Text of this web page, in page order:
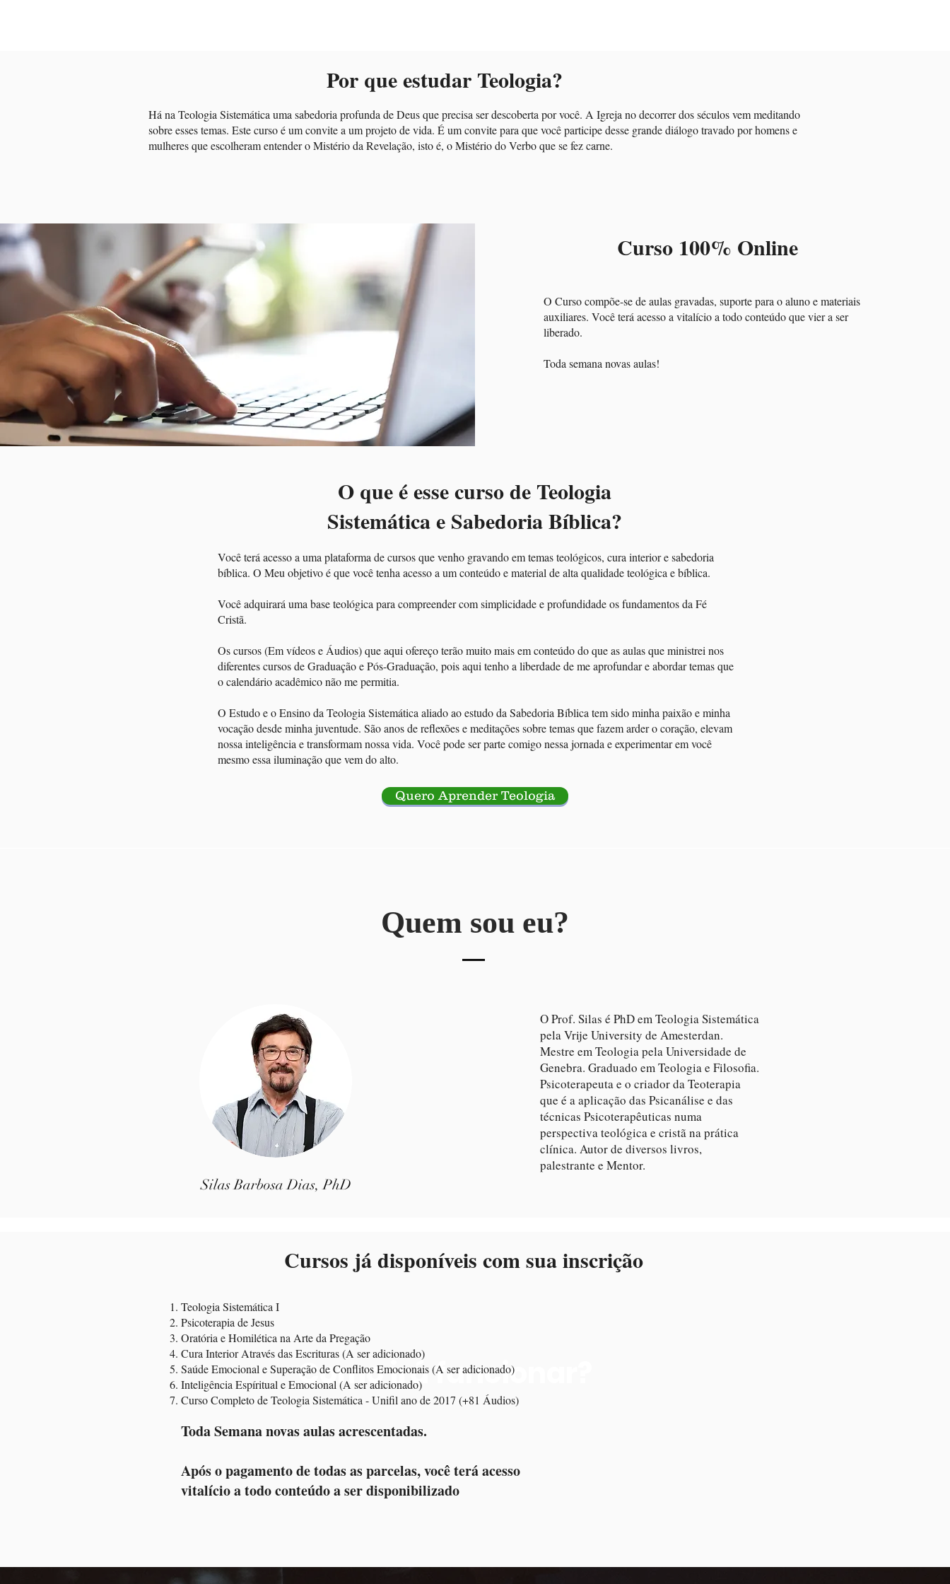
Por que estudar Teologia?
Há na Teologia Sistemática uma sabedoria profunda de Deus que precisa ser descoberta por você. A Igreja no decorrer dos séculos vem meditando
sobre esses temas. Este curso é um convite a um projeto de vida. É um convite para que você participe desse grande diálogo travado por homens e
mulheres que escolheram entender o Mistério da Revelação, isto é, o Mistério do Verbo que se fez carne.
Curso 100% Online
O Curso compõe-se de aulas gravadas, suporte para o aluno e materiais
auxiliares. Você terá acesso a vitalício a todo conteúdo que vier a ser
liberado.
Toda semana novas aulas!
O que é esse curso de Teologia
Sistemática e Sabedoria Bíblica?
Você terá acesso a uma plataforma de cursos que venho gravando em temas teológicos, cura interior e sabedoria
bíblica. O Meu objetivo é que você tenha acesso a um conteúdo e material de alta qualidade teológica e bíblica.
Você adquirará uma base teológica para compreender com simplicidade e profundidade os fundamentos da Fé
Cristã.
Os cursos (Em vídeos e Áudios) que aqui ofereço terão muito mais em conteúdo do que as aulas que ministrei nos
diferentes cursos de Graduação e Pós-Graduação, pois aqui tenho a liberdade de me aprofundar e abordar temas que
o calendário acadêmico não me permitia.
O Estudo e o Ensino da Teologia Sistemática aliado ao estudo da Sabedoria Bíblica tem sido minha paixão e minha
vocação desde minha juventude. São anos de reflexões e meditações sobre temas que fazem arder o coração, elevam
nossa inteligência e transformam nossa vida. Você pode ser parte comigo nessa jornada e experimentar em você
mesmo essa iluminação que vem do alto.
Quero Aprender Teologia
Quem sou eu?
Silas Barbosa Dias, PhD
O Prof. Silas é PhD em Teologia Sistemática
pela Vrije University de Amesterdan.
Mestre em Teologia pela Universidade de
Genebra. Graduado em Teologia e Filosofia.
Psicoterapeuta e o criador da Teoterapia
que é a aplicação das Psicanálise e das
técnicas Psicoterapêuticas numa
perspectiva teológica e cristã na prática
clínica. Autor de diversos livros,
palestrante e Mentor.
Cursos já disponíveis com sua inscrição
Como irá funcionar?
Teologia Sistemática I
Psicoterapia de Jesus
Oratória e Homilética na Arte da Pregação
Cura Interior Através das Escrituras (A ser adicionado)
Saúde Emocional e Superação de Conflitos Emocionais (A ser adicionado)
Inteligência Espíritual e Emocional (A ser adicionado)
Curso Completo de Teologia Sistemática - Unifil ano de 2017 (+81 Áudios)
Toda Semana novas aulas acrescentadas. ​
Após o pagamento de todas as parcelas, você terá acesso
vitalício a todo conteúdo a ser disponibilizado